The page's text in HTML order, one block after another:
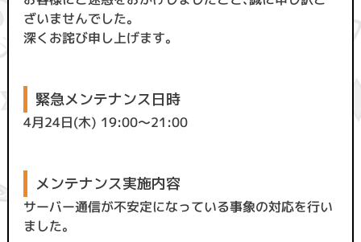
ざいませんでした。
深くお詫び申し上げます。
緊急メンテナンス日時
4月24日(木) 19:00〜21:00
メンテナンス実施内容
サーバー通信が不安定になっている事象の対応を行い
ました。